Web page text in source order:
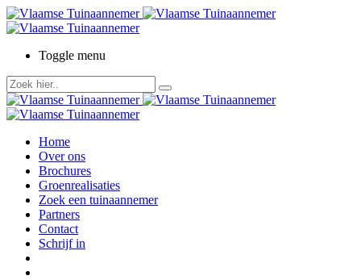
Toggle menu
Home
Over ons
Brochures
Groenrealisaties
Zoek een tuinaannemer
Partners
Contact
Schrijf in